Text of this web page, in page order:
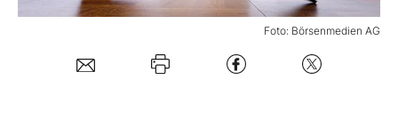
Foto: Börsenmedien AG